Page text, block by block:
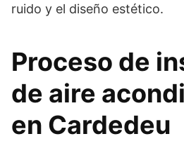
ruido y el diseño estético.
Proceso de
de aire
en Cardedeu